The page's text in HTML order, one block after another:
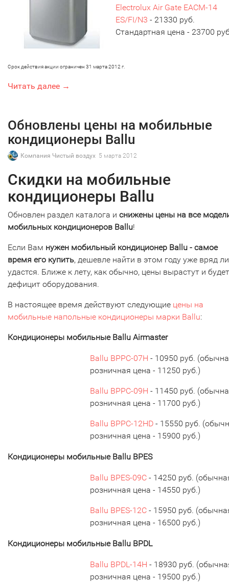
Electrolux Air Gate EACM-14
ES/FI/N3 - 21330 руб.
Стандартная цена - 23700
Срок действия акции ограничен 31 марта 2012 г.
Читать далее →
Обновлены цены на мобильные
кондиционеры Ballu
Компания Чистый воздух 5 марта 2012
Скидки на мобильные
кондиционеры Ballu
Обновлен раздел каталога и снижены цены на все
мобильных кондиционеров Ballu!
Если Вам нужен мобильный кондиционер Ballu - самое
время его купить, дешевле найти в этом году уже вряд ли
удастся. Ближе к лету, как обычно, цены вырастут и будет
дефицит оборудования.
В настоящее время действуют следующие цены на
мобильные напольные кондиционеры марки Ballu:
Кондиционеры мобильные Ballu Airmaster
Ballu BPPC-07H - 10950 руб.
розничная цена - 11250 руб.)
Ballu BPPC-09H - 11450 руб.
розничная цена - 11700 руб.)
Ballu BPPC-12HD - 15550 руб.
розничная цена - 15900 руб.)
Кондиционеры мобильные Ballu BPES
Ballu BPES-09C - 14250 руб.
розничная цена - 14550 руб.)
Ballu BPES-12C - 15950 руб.
розничная цена - 16500 руб.)
Кондиционеры мобильные Ballu BPDL
Ballu BPDL-14H - 18930 руб.
розничная цена - 19500 руб.)